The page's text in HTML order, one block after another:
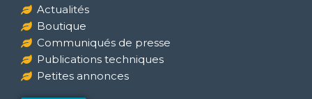
Actualités
Boutique
Communiqués de presse
Publications techniques
Petites annonces